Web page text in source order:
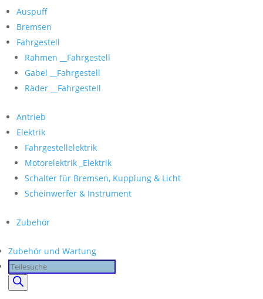
Auspuff
Bremsen
Fahrgestell
Rahmen __Fahrgestell
Gabel __Fahrgestell
Räder __Fahrgestell
Antrieb
Elektrik
Fahrgestellelektrik
Motorelektrik _Elektrik
Schalter für Bremsen, Kupplung & Licht
Scheinwerfer & Instrument
Zubehör
Zubehör und Wartung
Products
search